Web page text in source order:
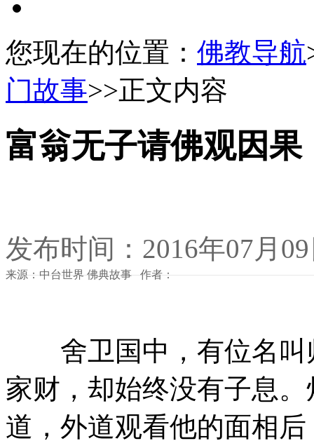
您现在的位置： 佛教导航
门故事>>正文内容
富翁无子请佛观因
发布时间：2016年07月
来源：中台世界 佛典故事 作者：
舍卫国中，有位名叫
家财，却始终没有子息
道，外道观看他的面相